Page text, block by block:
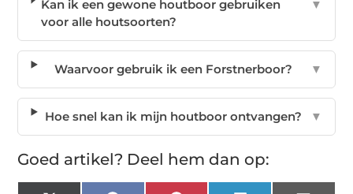
Kan ik een gewone houtboor gebruiken
voor alle houtsoorten?
▼
Waarvoor gebruik ik een Forstnerboor? ▼
Hoe snel kan ik mijn houtboor ontvangen? ▼
Goed artikel? Deel hem dan op: